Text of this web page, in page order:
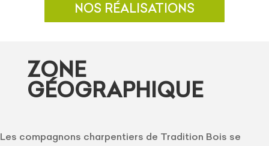
NOS RÉALISATIONS
ZONE
GÉOGRAPHIQUE
Les compagnons charpentiers de Tradition Bois se